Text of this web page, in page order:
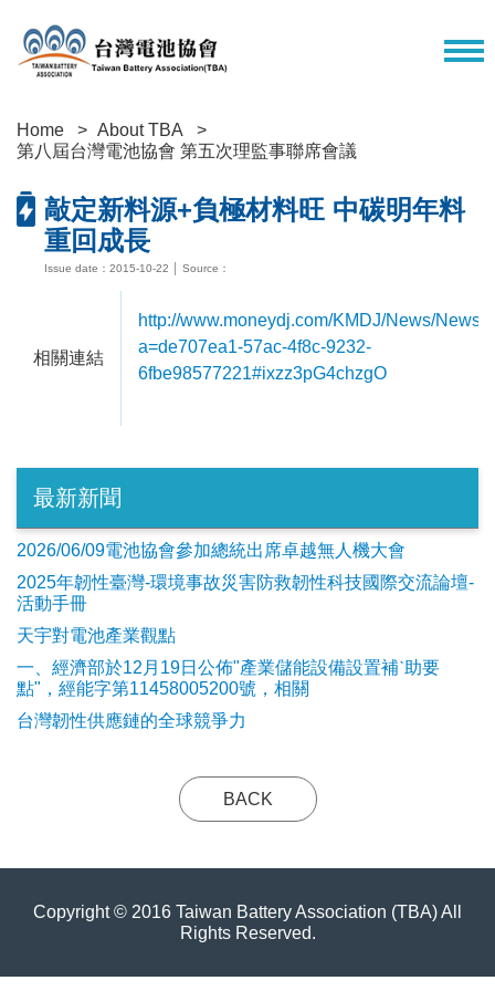
Home
About TBA
第八屆台灣電池協會 第五次理監事聯席會議
敲定新料源+負極材料旺 中碳明年料
重回成長
Issue date：2015-10-22 │ Source：
相關連結
http://www.moneydj.com/KMDJ/News/
a=de707ea1-57ac-4f8c-9232-
6fbe98577221#ixzz3pG4chzgO
最新新聞
2026/06/09電池協會參加總統出席卓越無人機大會
2025年韌性臺灣-環境事故災害防救韌性科技國際交流論壇-
活動手冊
天宇對電池產業觀點
​一、經濟部於12月19日公佈"產業儲能設備設置補ˋ助要
點"，經能字第11458005200號，相關
台灣韌性供應鏈的全球競爭力
BACK
Copyright © 2016 Taiwan Battery Association (TBA) All
Rights Reserved.